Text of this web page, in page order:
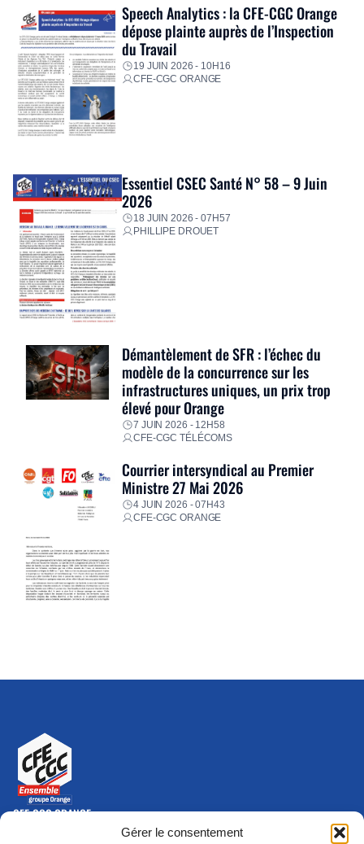
Gérer le consentement
Speech Analytics : la CFE-CGC Orange
dépose plainte auprès de l’Inspection
du Travail
19 JUIN 2026 - 10H16
CFE-CGC ORANGE
Essentiel CSEC Santé N° 58 – 9 Juin
2026
18 JUIN 2026 - 07H57
PHILLIPE DROUET
Démantèlement de SFR : l’échec du
modèle de la concurrence sur les
infrastructures uniques, un prix trop
élevé pour Orange
7 JUIN 2026 - 12H58
CFE-CGC TÉLÉCOMS
Courrier intersyndical au Premier
Ministre 27 Mai 2026
4 JUIN 2026 - 07H43
CFE-CGC ORANGE
CFE-CGC ORANGE
10-12 rue Saint Amand, 75015 Paris Cedex 15